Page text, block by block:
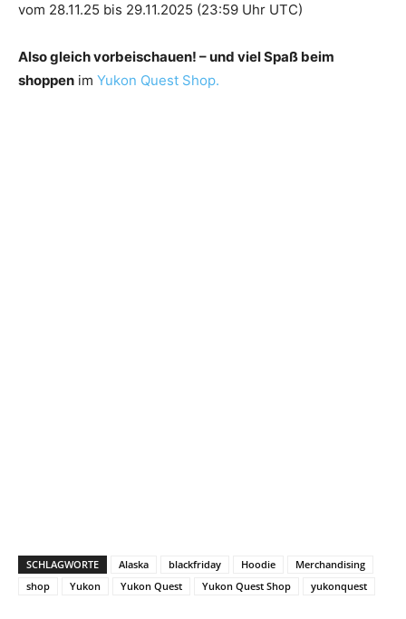
vom 28.11.25 bis 29.11.2025 (23:59 Uhr UTC)
Also gleich vorbeischauen! – und viel Spaß beim
shoppen im Yukon Quest Shop.
SCHLAGWORTE Alaska blackfriday Hoodie
Merchandising
shop
Yukon Yukon Quest Yukon Quest Shop yukonquest